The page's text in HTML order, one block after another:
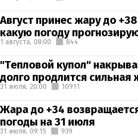
Август принес жару до
какую погоду
1 августа, 08:00 844
"Тепловой купол"
долго продлится сильная
31 июля, 20:00 10911
Жара до +34
погоды на 31 июля
31 июля, 09:15 939